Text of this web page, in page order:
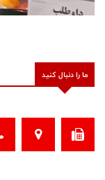
ما را دنبال کنید